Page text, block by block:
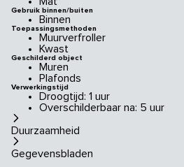
Gebruik binnen/buiten
Binnen
Toepassingsmethoden
Muurverfroller
Kwast
Geschilderd object
Muren
Plafonds
Verwerkingstijd
Droogtijd: 1 uur
Overschilderbaar na: 5 uur
Duurzaamheid
Gegevensbladen